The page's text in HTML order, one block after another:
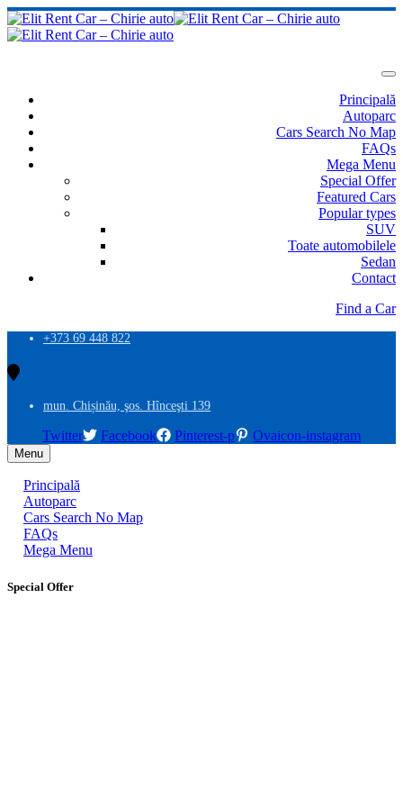
Principală
Autoparc
Cars Search No Map
FAQs
Mega Menu
Special Offer
Featured Cars
Popular types
SUV
Toate automobilele
Sedan
Contact
Find a Car
+373 69 448 822
mun. Chișinău, şos. Hînceşti 139
Twitter Facebook Pinterest-p Ovaicon-instagram
Menu
Principală
Autoparc
Cars Search No Map
FAQs
Mega Menu
Special Offer